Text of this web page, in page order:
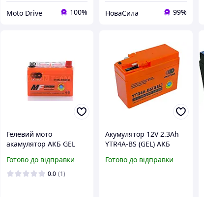
Moto Drive 100% НоваСила 99%
Гелевий мото
акамулятор АКБ GEL
UTX4L BS (YTX4L BS)
Готово до відправки
0.0 (1)
Акумулятор 12V 2.3Ah
YTR4A-BS (GEL) АКБ
Гелевий мото
Готово до відправки